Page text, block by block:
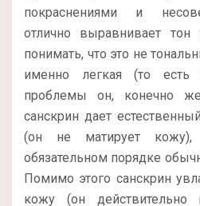
покраснениями и
отлично выравнивает
понимать, что это не
именно легкая (то есть
проблемы он, конечно
санскрин дает
(он не матирует
обязательном порядке
Помимо этого санскрин
кожу (он действительно